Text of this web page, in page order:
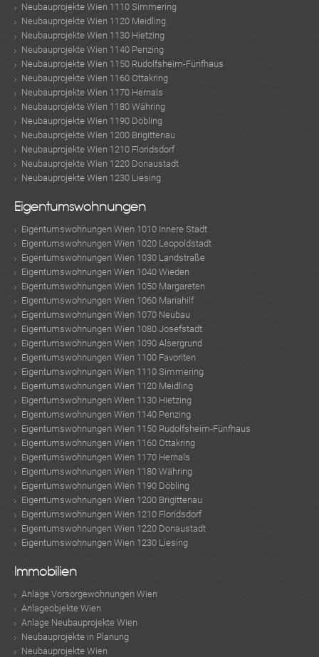
Neubauprojekte Wien 1110 Simmering
Neubauprojekte Wien 1120 Meidling
Neubauprojekte Wien 1130 Hietzing
Neubauprojekte Wien 1140 Penzing
Neubauprojekte Wien 1150 Rudolfsheim-Fünfhaus
Neubauprojekte Wien 1160 Ottakring
Neubauprojekte Wien 1170 Hernals
Neubauprojekte Wien 1180 Währing
Neubauprojekte Wien 1190 Döbling
Neubauprojekte Wien 1200 Brigittenau
Neubauprojekte Wien 1210 Floridsdorf
Neubauprojekte Wien 1220 Donaustadt
Neubauprojekte Wien 1230 Liesing
Eigentumswohnungen
Eigentumswohnungen Wien 1010 Innere Stadt
Eigentumswohnungen Wien 1020 Leopoldstadt
Eigentumswohnungen Wien 1030 Landstraße
Eigentumswohnungen Wien 1040 Wieden
Eigentumswohnungen Wien 1050 Margareten
Eigentumswohnungen Wien 1060 Mariahilf
Eigentumswohnungen Wien 1070 Neubau
Eigentumswohnungen Wien 1080 Josefstadt
Eigentumswohnungen Wien 1090 Alsergrund
Eigentumswohnungen Wien 1100 Favoriten
Eigentumswohnungen Wien 1110 Simmering
Eigentumswohnungen Wien 1120 Meidling
Eigentumswohnungen Wien 1130 Hietzing
Eigentumswohnungen Wien 1140 Penzing
Eigentumswohnungen Wien 1150 Rudolfsheim-Fünfhaus
Eigentumswohnungen Wien 1160 Ottakring
Eigentumswohnungen Wien 1170 Hernals
Eigentumswohnungen Wien 1180 Währing
Eigentumswohnungen Wien 1190 Döbling
Eigentumswohnungen Wien 1200 Brigittenau
Eigentumswohnungen Wien 1210 Floridsdorf
Eigentumswohnungen Wien 1220 Donaustadt
Eigentumswohnungen Wien 1230 Liesing
Immobilien
Anlage Vorsorgewohnungen Wien
Anlageobjekte Wien
Anlage Neubauprojekte Wien
Neubauprojekte in Planung
Neubauprojekte Wien